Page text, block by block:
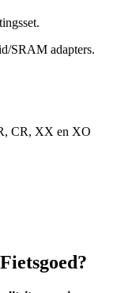
SRAM adapters.
CR, XX en XO